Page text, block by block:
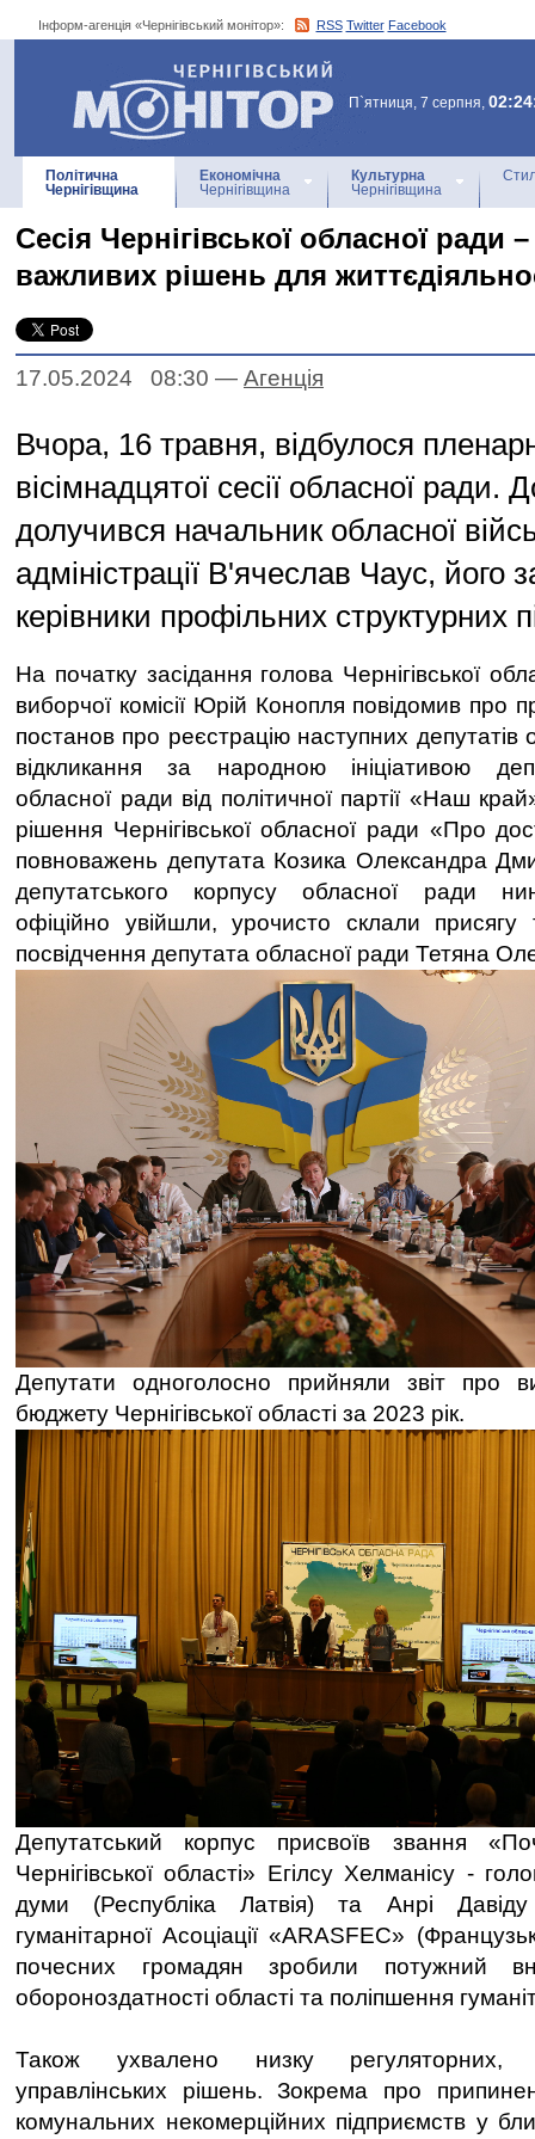
Інформ-агенція «Чернігівський монітор»: RSS Twitter Facebook
Інформ-агенція
«Чернігівський монітор»
П`ятниця, 7 серпня,
Політична
Чернігівщина
Економічна
Чернігівщина
Культурна
Чернігівщина
Сесія Чернігівської обласної ради
важливих рішень для
17.05.2024 08:30 — Агенцiя
Вчора, 16 травня, відбулося
вісімнадцятої сесії обласної ради.
долучився начальник обласної
адміністрації В'ячеслав Чаус, його
керівники профільних структурних
На початку засідання голова Чернігівської
виборчої комісії Юрій Конопля повідомив про
постанов про реєстрацію наступних депутатів
відкликання за народною ініціативою
обласної ради від політичної партії «Наш
рішення Чернігівської обласної ради «Про
повноважень депутата Козика Олександра
депутатського корпусу обласної ради
офіційно увійшли, урочисто склали
посвідчення депутата обласної ради Тетяна
Депутати одноголосно прийняли звіт про
бюджету Чернігівської області за 2023 рік.
Депутатський корпус присвоїв звання
Чернігівської області» Егілсу Хелманісу -
думи (Республіка Латвія) та Анрі
гуманітарної Асоціації «ARASFEC»
почесних громадян зробили потужний
обороноздатності області та поліпшення
Також ухвалено низку регуляторних,
управлінських рішень. Зокрема про
комунальних некомерційних підприємств у